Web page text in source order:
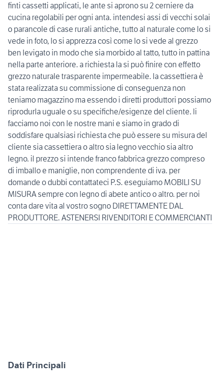
finti cassetti applicati, le ante si aprono su 2 cerniere da
cucina regolabili per ogni anta. intendesi assi di vecchi solai
o parancole di case rurali antiche, tutto al naturale come lo si
vede in foto, lo si apprezza così come lo si vede al grezzo
ben levigato in modo che sia morbido al tatto, tutto in pattina
nella parte anteriore. a richiesta la si può finire con effetto
grezzo naturale trasparente impermeabile. la cassettiera è
stata realizzata su commissione di conseguenza non
teniamo magazzino ma essendo i diretti produttori possiamo
riprodurla uguale o su specifiche/esigenze del cliente. li
facciamo noi con le nostre mani e siamo in grado di
soddisfare qualsiasi richiesta che può essere su misura del
cliente sia cassettiera o altro sia legno vecchio sia altro
legno. il prezzo si intende franco fabbrica grezzo compreso
di imballo e maniglie, non comprendente di iva. per
domande o dubbi contattateci P.S. eseguiamo MOBILI SU
MISURA sempre con legno di abete antico o altro. per noi
conta dare vita al vostro sogno DIRETTAMENTE DAL
PRODUTTORE. ASTENERSI RIVENDITORI E COMMERCIANTI
Dati Principali